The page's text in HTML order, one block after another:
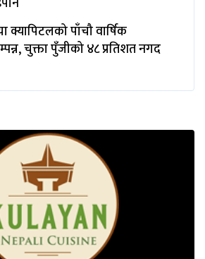
पाँचौ वार्षिक
चुक्ता पुँजीको ४८ प्रतिशत नगद